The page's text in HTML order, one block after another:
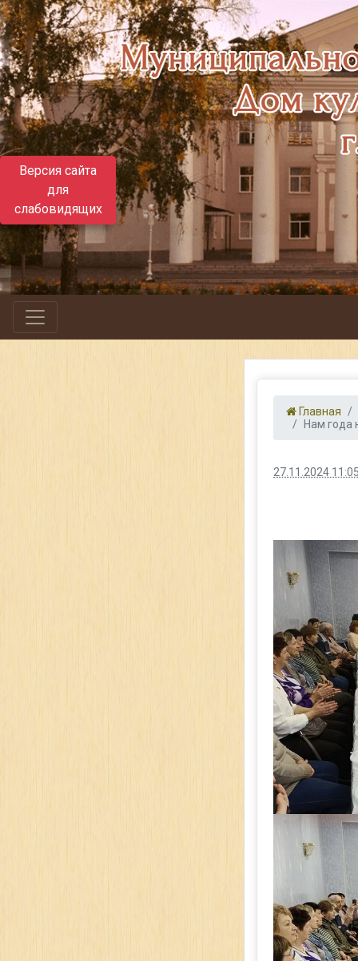
Версия сайта
для
слабовидящих
Главная
Нам года
27.11.2024